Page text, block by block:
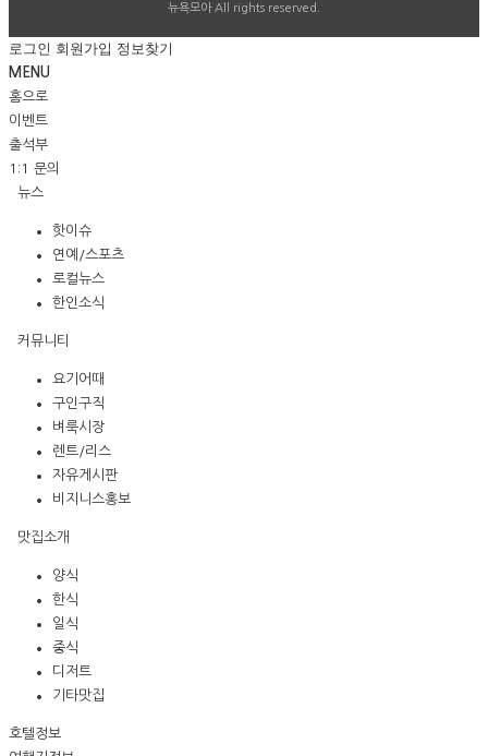
뉴욕모아All rights reserved.
로그인 회원가입 정보찾기
MENU
홈으로
이벤트
출석부
1:1 문의
뉴스
핫이슈
연예/스포츠
로컬뉴스
한인소식
커뮤니티
요기어때
구인구직
벼룩시장
렌트/리스
자유게시판
비지니스홍보
맛집소개
양식
한식
일식
중식
디저트
기타맛집
호텔정보